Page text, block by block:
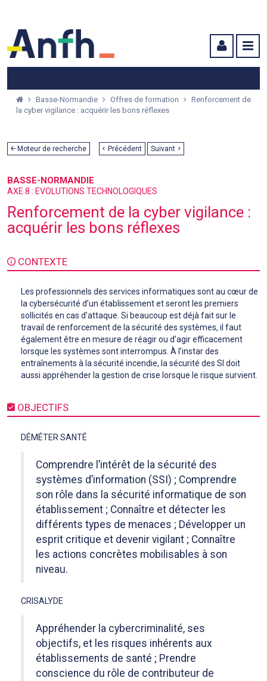
Basse-Normandie Offres de formation
Renforcement de
la cyber vigilance : acquérir les bons réflexes
Moteur de recherche Précédent Suivant
BASSE-NORMANDIE
AXE 8 : EVOLUTIONS TECHNOLOGIQUES
Renforcement de la cyber vigilance :
acquérir les bons réflexes
CONTEXTE
Les professionnels des services informatiques sont au cœur de
la cybersécurité d’un établissement et seront les premiers
sollicités en cas d’attaque. Si beaucoup est déjà fait sur le
travail de renforcement de la sécurité des systèmes, il faut
également être en mesure de réagir ou d’agir efficacement
lorsque les systèmes sont interrompus. À l’instar des
entraînements à la sécurité incendie, la sécurité des SI doit
aussi appréhender la gestion de crise lorsque le risque survient.
OBJECTIFS
DÉMÉTER SANTÉ
Comprendre l’intérêt de la sécurité des
systèmes d’information (SSI) ; Comprendre
son rôle dans la sécurité informatique de son
établissement ; Connaître et détecter les
différents types de menaces ; Développer un
esprit critique et devenir vigilant ; Connaître
les actions concrètes mobilisables à son
niveau.
CRISALYDE
Appréhender la cybercriminalité, ses
objectifs, et les risques inhérents aux
établissements de santé ; Prendre
conscience du rôle de contributeur de